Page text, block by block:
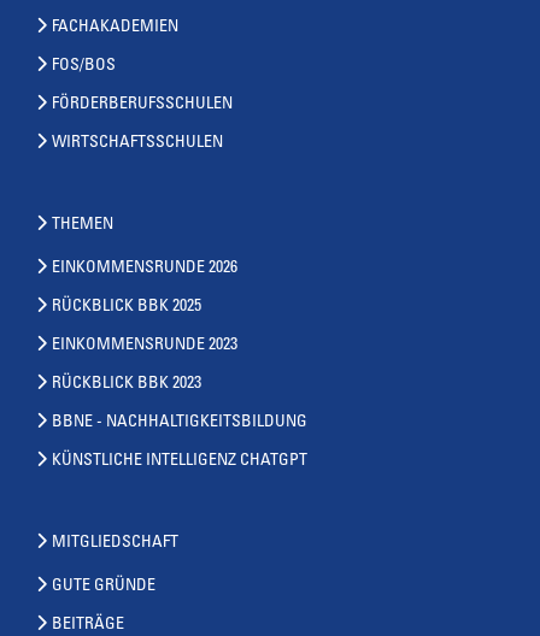
FACHAKADEMIEN
FOS/BOS
FÖRDERBERUFSSCHULEN
WIRTSCHAFTSSCHULEN
THEMEN
EINKOMMENSRUNDE 2026
RÜCKBLICK BBK 2025
EINKOMMENSRUNDE 2023
RÜCKBLICK BBK 2023
BBNE - NACHHALTIGKEITSBILDUNG
KÜNSTLICHE INTELLIGENZ CHATGPT
MITGLIEDSCHAFT
GUTE GRÜNDE
BEITRÄGE